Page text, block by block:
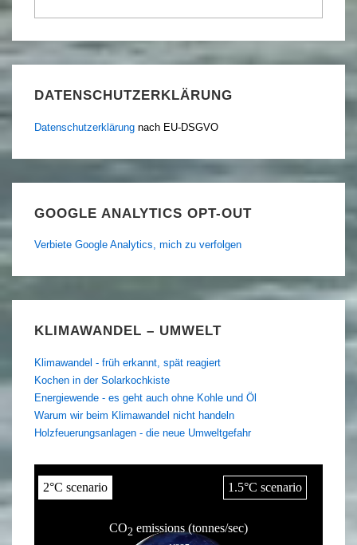
DATENSCHUTZERKLÄRUNG
Datenschutzerklärung nach EU-DSGVO
GOOGLE ANALYTICS OPT-OUT
Verbiete Google Analytics, mich zu verfolgen
KLIMAWANDEL – UMWELT
Klimawandel - früh erkannt, spät reagiert
Kochen in der Solarkochkiste
Energiewende - es geht auch ohne Kohle und Öl
Warum wir beim Klimawandel nicht handeln
Holzfeuerungsanlagen - die neue Umweltgefahr